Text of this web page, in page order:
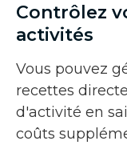
Contrôlez
activités
Vous pouvez
recettes
d'activité en
coûts